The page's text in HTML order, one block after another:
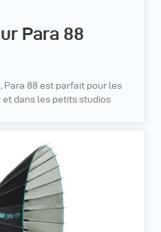
Para 88
Para 88 est parfait pour les
dans les petits studios